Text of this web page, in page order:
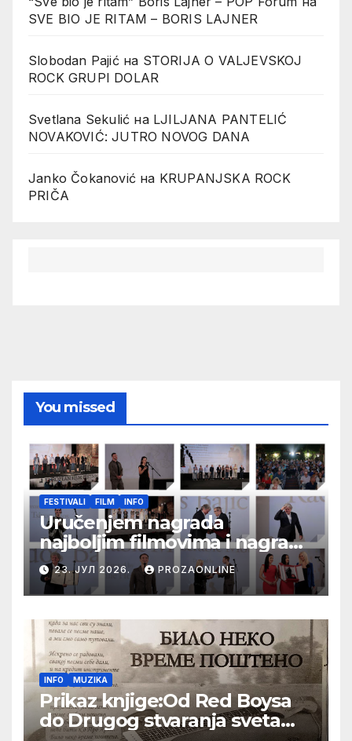
SVE BIO JE RITAM – BORIS LAJNER
Slobodan Pajićна STORIJA O VALJEVSKOJ
ROCK GRUPI DOLAR
Svetlana Sekulić на LJILJANA PANTELIĆ
NOVAKOVIĆ: JUTRO NOVOG DANA
Janko Čokanović на KRUPANJSKA ROCK
PRIČA
You missed
FESTIVALI FILM INFO
Uručenjem nagrada
najboljim filmovima i nagrade
„Aleksandar Lifka“ Radošu
Bajiću svečano zatvoren 33.
Festival evropskog filma Palić
23. ЈУЛ 2026. PROZAONLINE
INFO MUZIKA
Prikaz knjige:Od Red Boysa
do Drugog stvaranja sveta